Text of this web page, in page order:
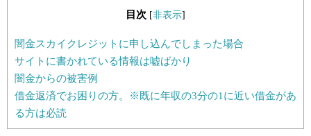
目次 [非表示]
闇金スカイクレジットに申し込んでしまった場合
サイトに書かれている情報は嘘ばかり
闇金からの被害例
借金返済でお困りの方。※既に年収の3分の1に近い借金があ
る方は必読